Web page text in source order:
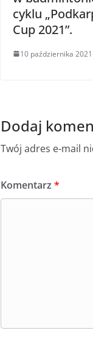
cyklu
Cup 2021”.
10 października 2021
Dodaj
Twój adres e-mail
Komentarz *